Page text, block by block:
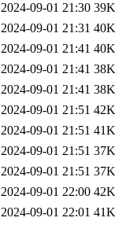
2024-09-01 21:30 39K
2024-09-01 21:31 40K
2024-09-01 21:41 40K
2024-09-01 21:41 38K
2024-09-01 21:41 38K
2024-09-01 21:51 42K
2024-09-01 21:51 41K
2024-09-01 21:51 37K
2024-09-01 21:51 37K
2024-09-01 22:00 42K
2024-09-01 22:01 41K